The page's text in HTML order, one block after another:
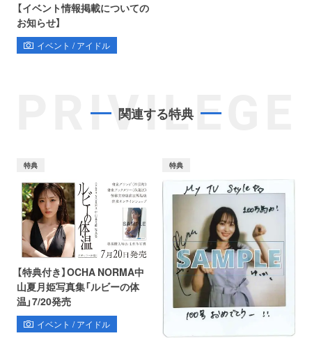
【イベント情報掲載についての
お知らせ】
イベント / アイドル
PRIVILEGE
関連する特典
特典
【特典付き】OCHA NORMA中
山夏月姫写真集「ルビーの体
温」7/20発売
イベント / アイドル
特典